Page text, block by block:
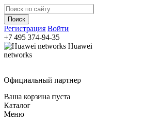
Регистрация Войти
+7 495 374-94-35
Huawei
networks
Официальный партнер
Ваша корзина пуста
Каталог
Меню